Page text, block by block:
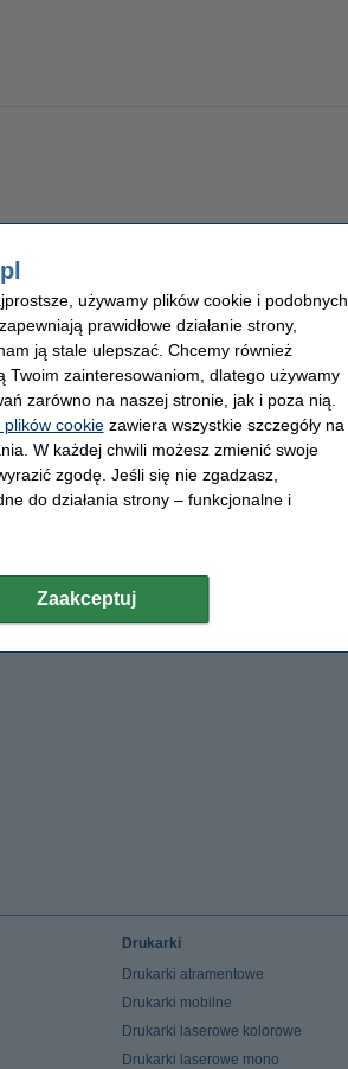
OEM:
Numer artykułu:
Drukarki
Drukarki atramentowe
Drukarki mobilne
Drukarki laserowe kolorowe
Drukarki laserowe mono
używamy plików cookie i podobnych
prawidłowe działanie strony,
ją stale ulepszać. Chcemy również
Twoim zainteresowaniom, dlatego używamy
zarówno na naszej stronie, jak i poza nią.
cookiezawiera wszystkie szczegóły na
W każdej chwili możesz zmienić swoje
zgodę. Jeśli się nie zgadzasz,
do działania strony – funkcjonalne i
Zaakceptuj